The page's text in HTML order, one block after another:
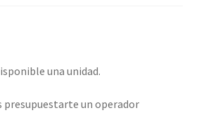
una unidad.
presupuestarte un operador